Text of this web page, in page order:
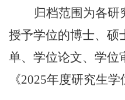
归档范围为各研
授予学位的博士、硕
单、 学位论文、 学位
《2025年度研究生学